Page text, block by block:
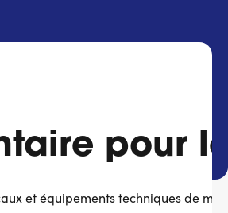
pour
et équipements techniques de